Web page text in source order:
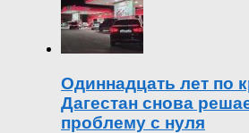
Одиннадцать лет по
Дагестан снова
проблему с нуля